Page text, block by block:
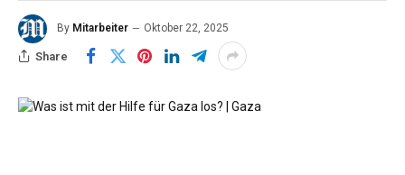
By Mitarbeiter Oktober 22, 2025
Share